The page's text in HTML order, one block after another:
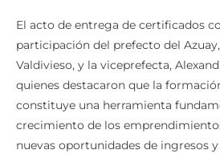
El acto de entrega de certificados
participación del prefecto del
Valdivieso, y la viceprefecta,
quienes destacaron que la
constituye una herramienta
crecimiento de los
nuevas oportunidades de ingresos